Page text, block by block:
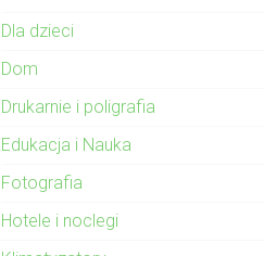
Dla dzieci
Dom
Drukarnie i poligrafia
Edukacja i Nauka
Fotografia
Hotele i noclegi